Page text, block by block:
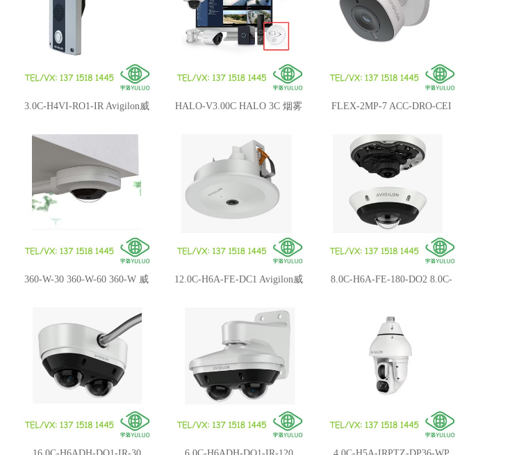
3.0C-H4VI-RO1-IR Avigilon威
智伦 H4视频对讲机
HALO-V3.00C HALO 3C 烟雾 FLEX-2MP-7 ACC-DRO-CEI
Avigilon威智伦无线网络摄像机
360-W-30 360-W-60 360-W 威 12.0C-H6A-FE-DC1 Avigilon威 8.0C-H6A-FE-180-DO2 8.0C-
FE-360-DO1 Avigilon威智伦
H6A 鱼眼摄像机